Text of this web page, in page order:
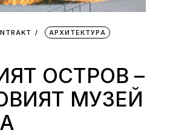
АРХИТЕКТУРА
ОСТРОВ –
МУЗЕЙ